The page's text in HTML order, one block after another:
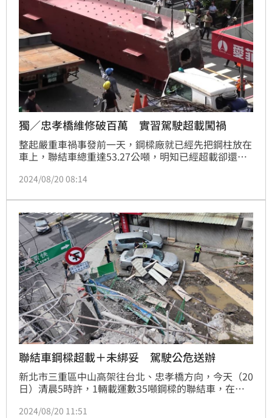
獨／忠孝橋維修破百萬 實習駕駛超載闖禍
整起嚴重車禍事發前一天，鋼樑廠就已經先把鋼柱放在
車上，聯結車總重達53.27公噸，明知已經超載卻還想
有疏失會全權負責，而肇事的洪姓男子，因為路況不熟
修費高達200萬，現在除了公共危險罪也要面臨巨額賠
償。
2024/08/20 08:14
聯結車鋼樑超載＋未綁妥 駕駛公危送辦
新北市三重區中山高架往台北、忠孝橋方向，今天（20
日）清晨5時許，1輛載運數35噸鋼樑的聯結車，在準
鋼樑往橋下掉落，當場壓毀橋下2輛汽車，當時全線封
2024/08/20 11:51